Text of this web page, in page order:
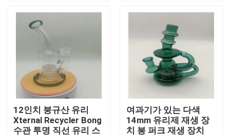
뉴스
견적 요청
글라스 봉 폭죽
유리물봉
12인치 붕규산 유리
Xternal Recycler Bong
수관 투명 직선 유리 스
여과기가 있는 다색
14mm 유리제 재생 장
치 봉 퍼크 재생 장치